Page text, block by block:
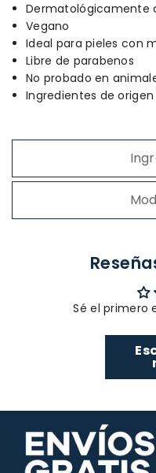
Dermatológicamente
Vegano
Ideal para pieles con
Libre de parabenos
No probado en
Ingredientes de
Sé el primero